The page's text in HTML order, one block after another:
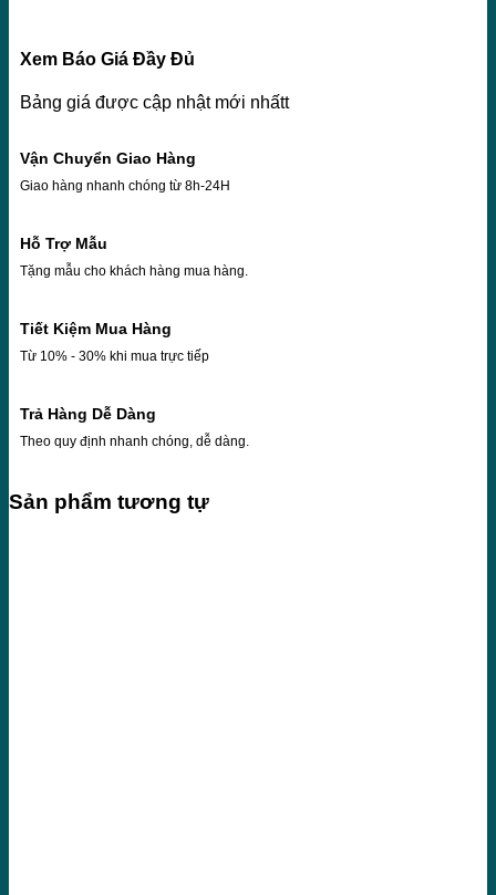
Xem Báo Giá Đầy Đủ
Bảng giá được cập nhật mới nhấtt
Vận Chuyển Giao Hàng
Giao hàng nhanh chóng từ 8h-24H
Hỗ Trợ Mẫu
Tặng mẫu cho khách hàng mua hàng.
Tiết Kiệm Mua Hàng
Từ 10% - 30% khi mua trực tiếp
Trả Hàng Dễ Dàng
Theo quy định nhanh chóng, dễ dàng.
Sản phẩm tương tự